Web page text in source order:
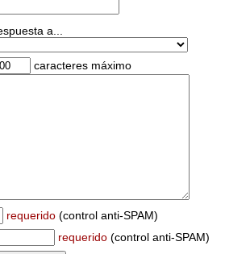
a...
caracteres máximo
requerido (control anti-SPAM)
requerido (control anti-SPAM)